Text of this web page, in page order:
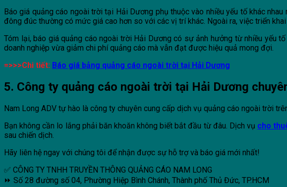
Báo giá quảng cáo ngoài trời tại Hải Dương phụ thuộc vào nhiều yếu tố khác
đông đúc thường có mức giá cao hơn so với các vị trí khác. Ngoài ra, việc triển
Tóm lại, báo giá quảng cáo ngoài trời Hải Dương có sự ảnh hưởng từ nhiều yếu
doanh nghiệp vừa giảm chi phí quảng cáo mà vẫn đạt được hiệu quả mong đợi.
=>>>Chi tiết: Báo giá bảng quảng cáo ngoài trời tại Hải Dương
5. Công ty quảng cáo ngoài trời tại Hải Dương
Nam Long ADV tự hào là công ty chuyên cung cấp dịch vụ quảng cáo ngoài trời
Bạn không cần lo lắng phải băn khoăn không biết bắt đầu từ đâu. Dịch vụ cho
sau chiến dịch.
Hãy liên hệ ngay với chúng tôi để nhận được sự hỗ trợ và báo giá mới nhất!
✅ CÔNG TY TNHH TRUYỀN THÔNG QUẢNG CÁO NAM LONG
⏩ Số 28 đường số 04, Phường Hiệp Bình Chánh, Thành phố Thủ Đức, TP.HCM